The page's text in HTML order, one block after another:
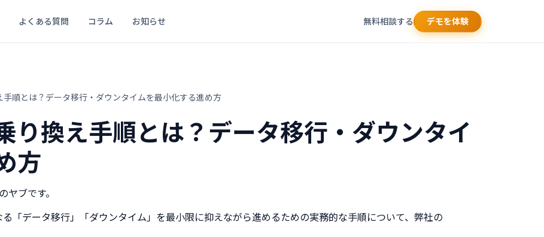
よくある質問 コラム お知らせ 無料相談する デモを体験
手順とは？データ移行・ダウンタイムを最小化する進め方
り換え手順とは？データ移行・ダウンタイ
方
ブです。
「データ移行」「ダウンタイム」を最小限に抑えながら進めるための実務的な手順について、弊社の